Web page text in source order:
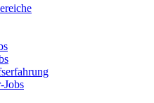
Jobs